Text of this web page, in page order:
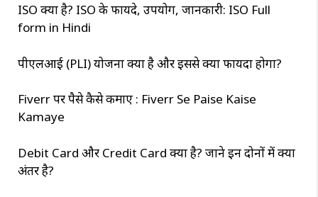
ISO क्या है? ISO के फायदे, उपयोग, जानकारी: ISO Full
form in Hindi
पीएलआई (PLI) योजना क्या है और इससे क्या फायदा होगा?
Fiverr पर पैसे कैसे कमाए : Fiverr Se Paise Kaise
Kamaye
Debit Card और Credit Card क्या है? जाने इन दोनों में क्या
अंतर है?